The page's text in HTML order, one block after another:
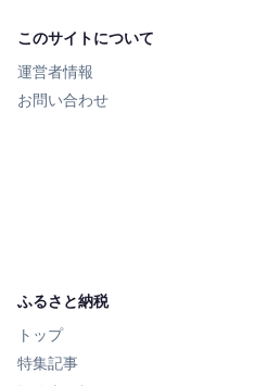
このサイトについて
運営者情報
お問い合わせ
ふるさと納税
トップ
特集記事